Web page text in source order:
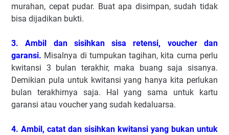
murahan, cepat pudar. Buat apa disimpan, sudah tidak
bisa dijadikan bukti.
3. Ambil dan sisihkan sisa retensi, voucher dan
garansi. Misalnya di tumpukan tagihan, kita cuma perlu
kwitansi 3 bulan terakhir, maka buang saja sisanya.
Demikian pula untuk kwitansi yang hanya kita perlukan
bulan terakhirnya saja. Hal yang sama untuk kartu
garansi atau voucher yang sudah kedaluarsa.
4. Ambil, catat dan sisihkan kwitansi yang bukan untuk